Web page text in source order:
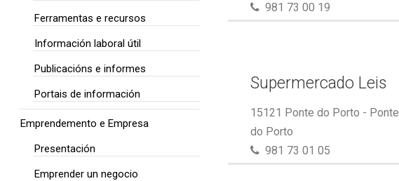
981 73 00 19
Supermercado Leis
15121 Ponte do Porto - Ponte
do Porto
981 73 01 05
Ferramentas e recursos
Información laboral útil
Publicacións e informes
Portais de información
Emprendemento e Empresa
Presentación
Emprender un negocio